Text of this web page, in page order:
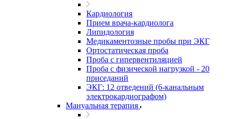
Кардиология
Прием врача-кардиолога
Липидология
Медикаментозные пробы при ЭКГ
Ортостатическая проба
Проба с гипервентиляцией
Проба с физической нагрузкой - 20
приседаний
ЭКГ: 12 отведений (6-канальным
электрокардиографом)
Мануальная терапия